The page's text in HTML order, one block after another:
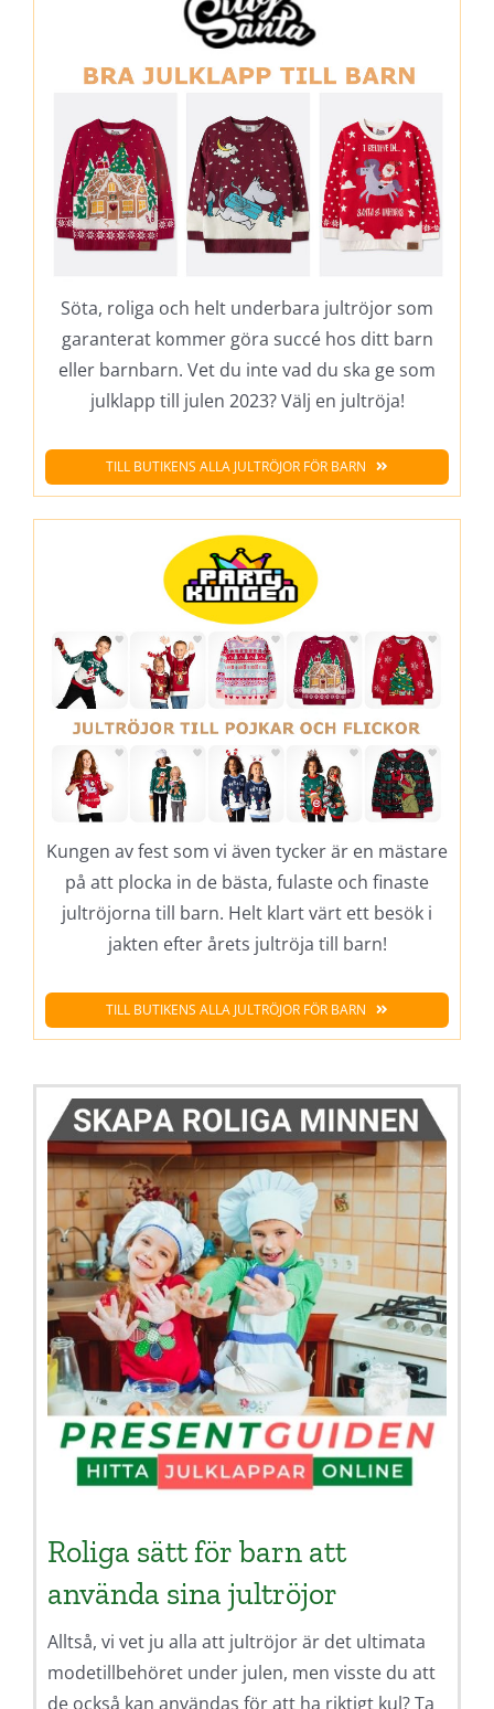
Söta, roliga och helt underbara jultröjor som
garanterat kommer göra succé hos ditt barn
eller barnbarn. Vet du inte vad du ska ge som
julklapp till julen 2023? Välj en jultröja!
TILL BUTIKENS ALLA JULTRÖJOR FÖR BARN
Kungen av fest som vi även tycker är en mästare
på att plocka in de bästa, fulaste och finaste
jultröjorna till barn. Helt klart värt ett besök i
jakten efter årets jultröja till barn!
TILL BUTIKENS ALLA JULTRÖJOR FÖR BARN
Roliga sätt för barn att
använda sina jultröjor
Alltså, vi vet ju alla att jultröjor är det ultimata
modetillbehöret under julen, men visste du att
de också kan användas för att ha riktigt kul? Ta